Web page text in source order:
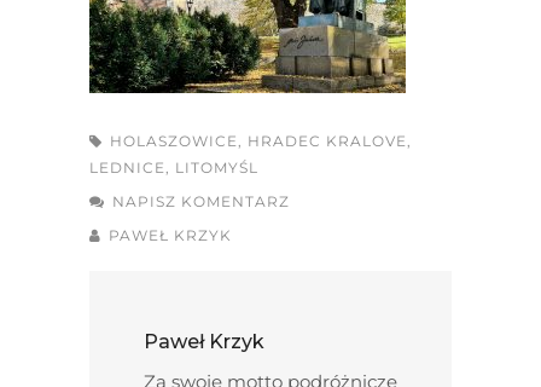
HOLASZOWICE, HRADEC KRALOVE,
LEDNICE, LITOMYŚL
NAPISZ KOMENTARZ
PAWEŁ KRZYK
Paweł Krzyk
Za swoje motto podróżnicze